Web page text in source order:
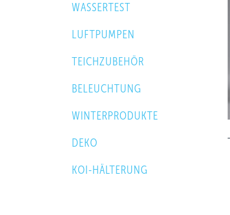
WASSERTEST
LUFTPUMPEN
TEICHZUBEHÖR
BELEUCHTUNG
WINTERPRODUKTE
DEKO
KOI-HÄLTERUNG